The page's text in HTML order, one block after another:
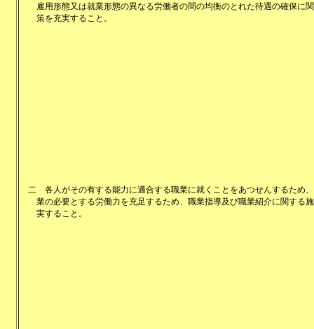
雇用形態又は就業形態の異なる労働者の間の均衡のとれた待遇の確保に
策を充実すること。
二
各人がその有する能力に適合する職業に就くことをあつせんするため
業の必要とする労働力を充足するため、職業指導及び職業紹介に関する
実すること。